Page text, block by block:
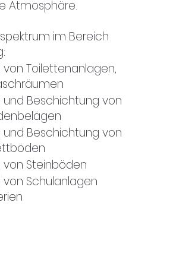
Atmosphäre.
im Bereich
Toilettenanlagen,
und Beschichtung von
und Beschichtung von
Steinböden
Schulanlagen